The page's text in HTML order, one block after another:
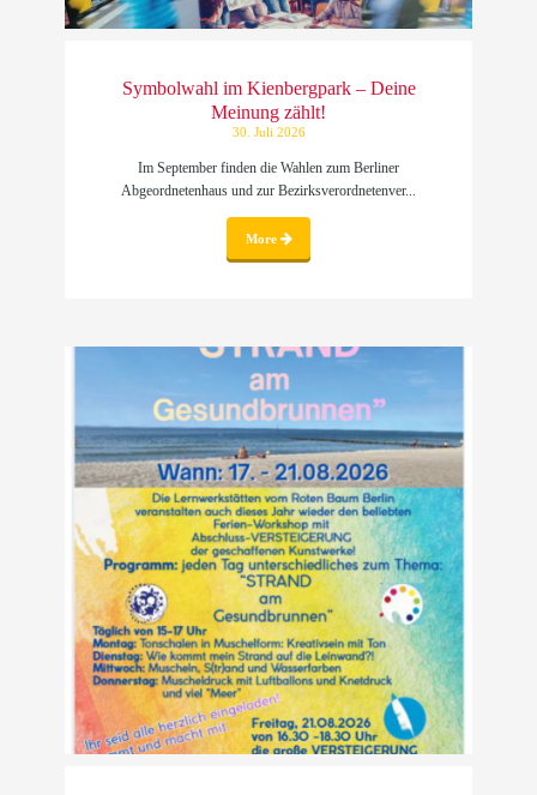
Symbolwahl im Kienbergpark – Deine
Meinung zählt!
30. Juli 2026
Im September finden die Wahlen zum Berliner
Abgeordnetenhaus und zur Bezirksverordnetenver...
More